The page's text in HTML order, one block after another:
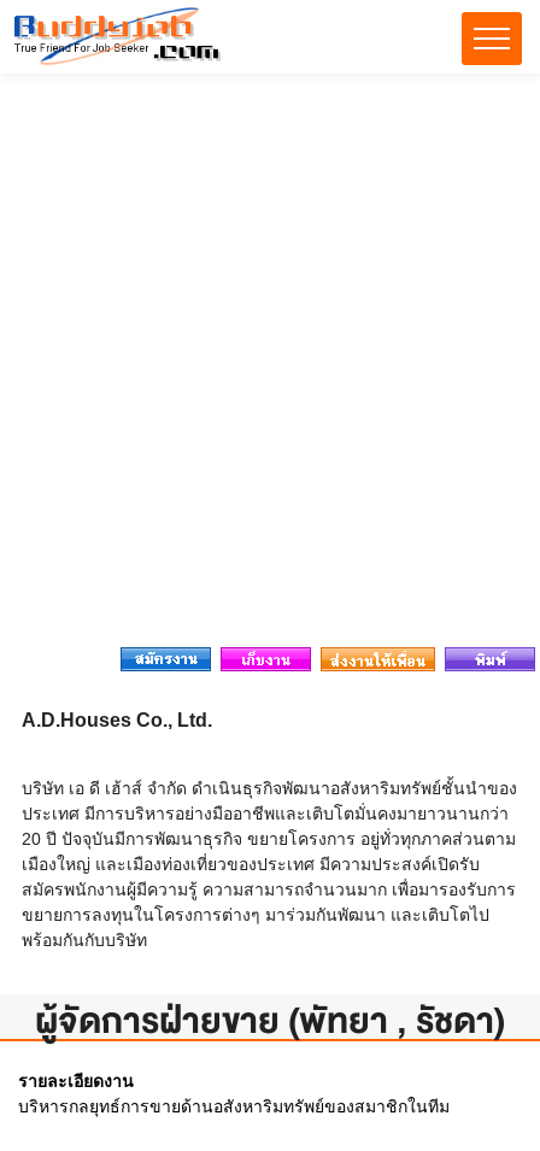
A.D.Houses Co., Ltd.
บริษัท เอ ดี เฮ้าส์ จำกัด ดำเนินธุรกิจพัฒนาอสังหาริมทรัพย์ชั้นนำของ
ประเทศ มีการบริหารอย่างมืออาชีพและเติบโตมั่นคงมายาวนานกว่า
20 ปี ปัจจุบันมีการพัฒนาธุรกิจ ขยายโครงการ อยู่ทั่วทุกภาคส่วนตาม
เมืองใหญ่ และเมืองท่องเที่ยวของประเทศ มีความประสงค์เปิดรับ
สมัครพนักงานผู้มีความรู้ ความสามารถจำนวนมาก เพื่อมารองรับการ
ขยายการลงทุนในโครงการต่างๆ มาร่วมกันพัฒนา และเติบโตไป
พร้อมกันกับบริษัท
ผู้จัดการฝ่ายขาย (พัทยา , รัชดา)
รายละเอียดงาน
บริหารกลยุทธ์การขายด้านอสังหาริมทรัพย์ของสมาชิกในทีม